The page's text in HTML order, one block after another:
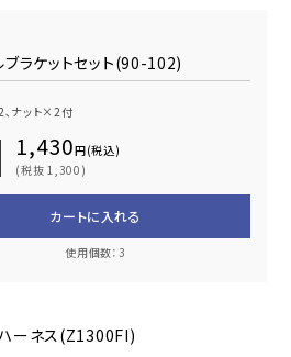
ラケットセット(90-102)
､ナット×2付
1,430円(税込)
(税抜 1,300)
カートに入れる
使用個数：3
ーネス(Z1300FI)